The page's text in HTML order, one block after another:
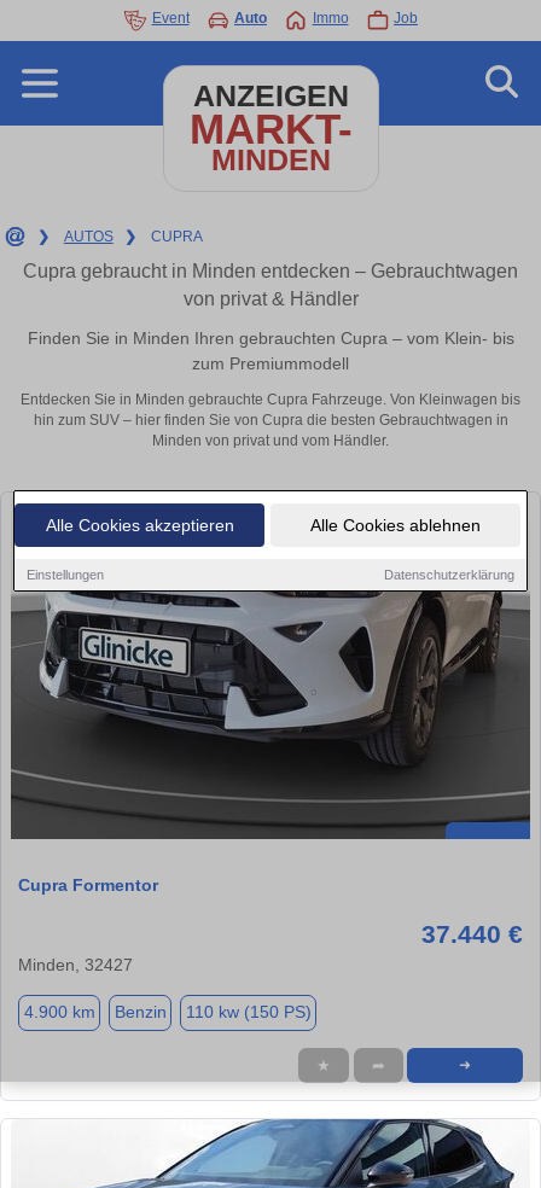
Alle Cookies akzeptieren Alle Cookies ablehnen
Einstellungen Datenschutzerklärung
Event Auto Immo Job
ANZEIGEN
MARKT-
MINDEN
❯ AUTOS ❯ CUPRA
Cupra gebraucht in Minden entdecken – Gebrauchtwagen
von privat & Händler
Finden Sie in Minden Ihren gebrauchten Cupra – vom Klein- bis
zum Premiummodell
Entdecken Sie in Minden gebrauchte Cupra Fahrzeuge. Von Kleinwagen bis
hin zum SUV – hier finden Sie von Cupra die besten Gebrauchtwagen in
Minden von privat und vom Händler.
Cupra Formentor
37.440 €
Minden, 32427
4.900 km Benzin 110 kw (150 PS)
★ ➦ ➜